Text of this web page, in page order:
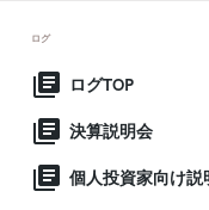
ログ
ログTOP
決算説明会
個人投資家向け説